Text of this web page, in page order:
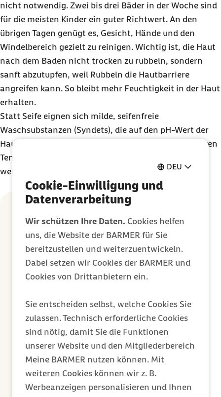
DEU
Cookie-Einwilligung und
Datenverarbeitung
Wir schützen Ihre Daten. Cookies helfen
uns, die Website der BARMER für Sie
bereitzustellen und weiterzuentwickeln.
Dabei setzen wir Cookies der BARMER und
Cookies von Drittanbietern ein.
Sie entscheiden selbst, welche Cookies Sie
zulassen. Technisch erforderliche Cookies
sind nötig, damit Sie die Funktionen
unserer Website und den Mitgliederbereich
Meine BARMER nutzen können. Mit
weiteren Cookies können wir z. B.
Werbeanzeigen personalisieren und Ihnen
nicht notwendig. Zwei bis drei Bäder in der Woche sind
für die meisten Kinder ein guter Richtwert. An den
übrigen Tagen genügt es, Gesicht, Hände und den
Windelbereich gezielt zu reinigen. Wichtig ist, die Haut
nach dem Baden nicht trocken zu rubbeln, sondern
sanft abzutupfen, weil Rubbeln die Hautbarriere
angreifen kann. So bleibt mehr Feuchtigkeit in der Haut
erhalten.
Statt Seife eignen sich milde, seifenfreie
Waschsubstanzen (Syndets), die auf den pH-Wert der
Haut abgestimmt sind. Pflegeprodukte mit aggressiven
Tensiden wie Natriumlaurylsulfat sollten vermieden
werden.
bei Babys geeignet?
Feuchttücher können zwar eine praktische
Lösung für unterwegs oder für Situationen
sein, in denen Wasser und Waschlappen
zu Hause ist allerdings lauwarmes Wasser
die bessere Wahl, weil Feuchttücher
manchmal Inhaltsstoffe enthalten, die die
Haut reizen können. Feuchttücher können
auch schon bei Neugeborenen für die
Reinigung des Windelbereichs verwendet
werden. Bei der Wahl der Feuchttücher